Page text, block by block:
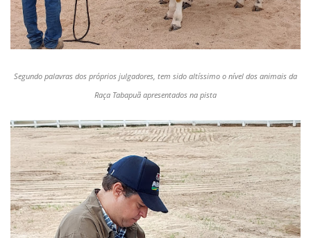
Segundo palavras dos próprios julgadores, tem sido altíssimo o nível dos animais da
Raça Tabapuã apresentados na pista